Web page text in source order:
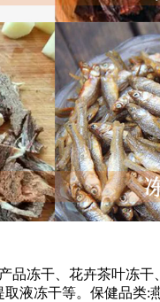
冻干、花卉茶叶冻
液冻干等。保健品